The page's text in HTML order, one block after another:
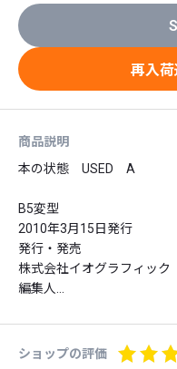
再入
商品説明
本の状態　USED　A
B5変型
2010年3月15日発行
発行・発売
株式会社イオグラフィック
編集人
アルネは2009年12月15日
ショップの評価